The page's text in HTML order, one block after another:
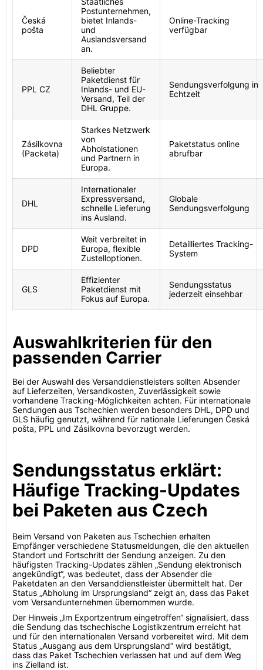
Česká
pošta
Postunternehmen,
bietet Inlands-
und
Auslandsversand
an.
Online-Tracking
verfügbar
PPL CZ
Beliebter
Paketdienst für
Inlands- und EU-
Versand, Teil der
DHL Gruppe.
Sendungsverfolgung in
Echtzeit
Zásilkovna
(Packeta)
Starkes Netzwerk
von
Abholstationen
und Partnern in
Europa.
Paketstatus online
abrufbar
DHL
Internationaler
Expressversand,
schnelle Lieferung
ins Ausland.
Globale
Sendungsverfolgung
DPD
Weit verbreitet in
Europa, flexible
Zustelloptionen.
Detailliertes Tracking-
System
GLS
Effizienter
Paketdienst mit
Fokus auf Europa.
Sendungsstatus
jederzeit einsehbar
Auswahlkriterien für den
passenden Carrier
Bei der Auswahl des Versanddienstleisters sollten Absender
auf Lieferzeiten, Versandkosten, Zuverlässigkeit sowie
vorhandene Tracking-Möglichkeiten achten. Für internationale
Sendungen aus Tschechien werden besonders DHL, DPD und
GLS häufig genutzt, während für nationale Lieferungen Česká
pošta, PPL und Zásilkovna bevorzugt werden.
Sendungsstatus erklärt:
Häufige Tracking-Updates
bei Paketen aus Czech
Beim Versand von Paketen aus Tschechien erhalten
Empfänger verschiedene Statusmeldungen, die den aktuellen
Standort und Fortschritt der Sendung anzeigen. Zu den
häufigsten Tracking-Updates zählen „Sendung elektronisch
angekündigt“, was bedeutet, dass der Absender die
Paketdaten an den Versanddienstleister übermittelt hat. Der
Status „Abholung im Ursprungsland“ zeigt an, dass das Paket
vom Versandunternehmen übernommen wurde.
Der Hinweis „Im Exportzentrum eingetroffen“ signalisiert, dass
die Sendung das tschechische Logistikzentrum erreicht hat
und für den internationalen Versand vorbereitet wird. Mit dem
Status „Ausgang aus dem Ursprungsland“ wird bestätigt,
dass das Paket Tschechien verlassen hat und auf dem Weg
ins Zielland ist.